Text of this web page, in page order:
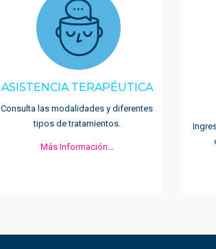
ASISTENCIA TERAPÉUTICA
Consulta las modalidades y diferentes
tipos de tratamientos.
Más Información...